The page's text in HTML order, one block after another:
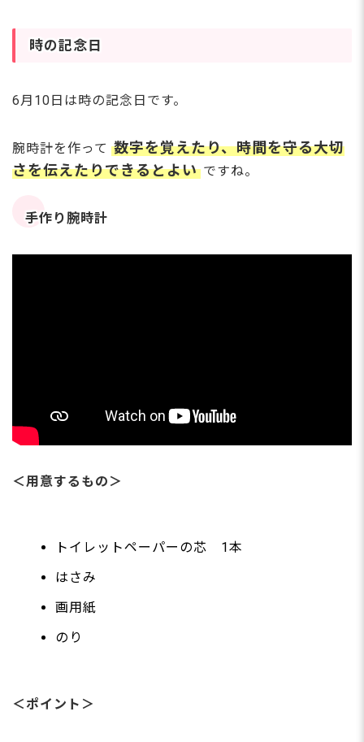
時の記念日
6月10日は時の記念日です。
腕時計を作って 数字を覚えたり、時間を守る大切
さを伝えたりできるとよい ですね。
手作り腕時計
＜用意するもの＞
トイレットペーパーの芯 1本
はさみ
画用紙
のり
＜ポイント＞